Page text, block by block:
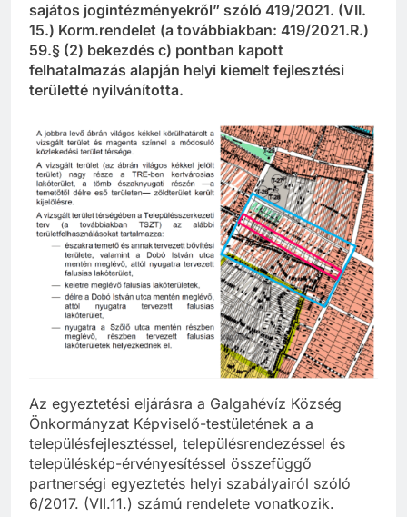
sajátos jogintézményekről” szóló 419/2021. (VII.
15.) Korm.rendelet (a továbbiakban: 419/2021.R.)
59.§ (2) bekezdés c) pontban kapott
felhatalmazás alapján helyi kiemelt fejlesztési
területté nyilvánította.
Az egyeztetési eljárásra a Galgahévíz Község
Önkormányzat Képviselő-testületének a a
településfejlesztéssel, településrendezéssel és
településkép-érvényesítéssel összefüggő
partnerségi egyeztetés helyi szabályairól szóló
6/2017. (VII.11.) számú rendelete vonatkozik.